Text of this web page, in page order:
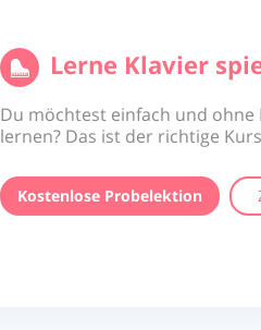
Lerne Klavier
Du möchtest einfach und ohne
lernen? Das ist der richtige
Kostenlose Probelektion